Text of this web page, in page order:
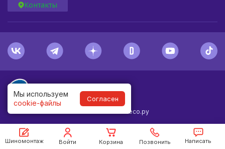
Мы используем
cookie-файлы
Согласен
Шиномонтаж Войти Корзина Позвонить Написать
Контакты
© Колесо.ру